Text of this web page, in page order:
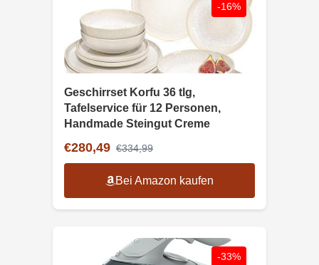
-16%
Geschirrset Korfu 36 tlg,
Tafelservice für 12 Personen,
Handmade Steingut Creme
€280,49 €334,99
Bei Amazon kaufen
-33%